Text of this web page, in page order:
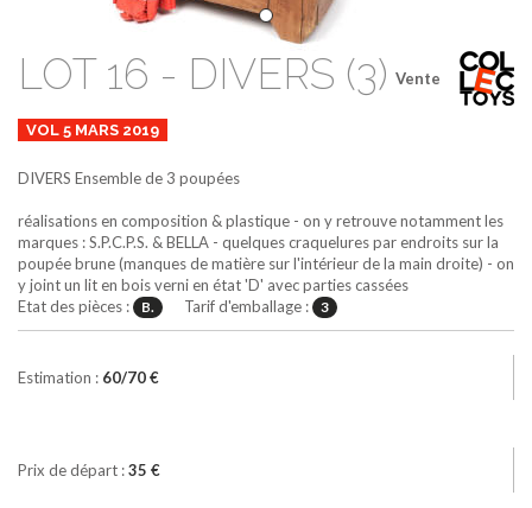
Vente
LOT 16 - DIVERS (3)
VOL 5 MARS 2019
DIVERS Ensemble de 3 poupées
réalisations en composition & plastique - on y retrouve notamment les
marques : S.P.C.P.S. & BELLA - quelques craquelures par endroits sur la
poupée brune (manques de matière sur l'intérieur de la main droite) - on
y joint un lit en bois verni en état 'D' avec parties cassées
Etat des pièces :
B. Tarif d'emballage : 3
Estimation : 60/70 €
Prix de départ :35 €